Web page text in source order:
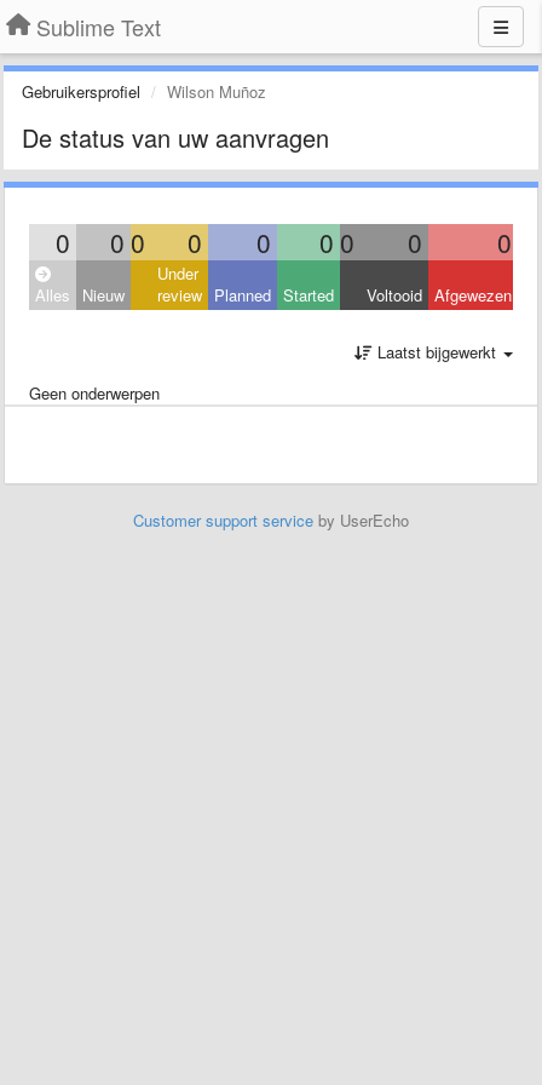
Sublime Text
Gebruikersprofiel Wilson Muñoz
De status van uw aanvragen
0 0 0 0 0 0 0 0 0
Alles Nieuw
Under
review Planned Started Voltooid Afgewezen
Laatst bijgewerkt
Geen onderwerpen
Customer support service by UserEcho